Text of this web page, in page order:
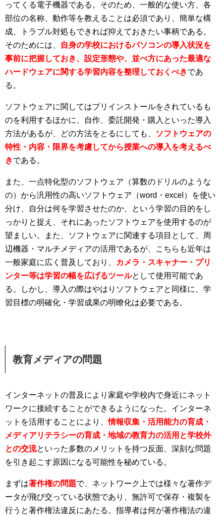
ってくる電子機器である。そのため、一般的な使い方、各
部位の名称、動作等を教えることは必須であり、簡単な構
成、トラブル対処もできれば抑えておきたい事柄である。
そのためには、
自身の学校におけるパソコンの導入状況を
事前に把握しておき、設定形態や、並べ方にあった最適な
ハードウェアに関する学習内容を整理しておくべきであ
る。
ソフトウェアに関してはプリインストールをされているも
のを利用するほかに、自作、委託開発・購入といった導入
方法があるが、どの方法をとるにしても、
ソフトウェアの
特性・内容・限界を考慮してから授業への導入を考えるべ
きである。
また、一点特化型のソフトウェア（算数のドリルのような
の）から汎用性の高いソフトウェア（word・excel）を使い
分け、自分は何を学習させたのか、という学習の目的をし
っかりと捉え、それにあったソフトウェアを使用するのが
望ましい。また、ソフトウェアに関連する項目として、周
辺機器・マルチメディアの活用であるが、こちらも近年は
一般家庭に広く普及しており、
カメラ・スキャナー・プリ
ンター等は学習の幅を広げるツールとして使用可能であ
る。しかし、導入の際はやはりソフトウェアと同様に、学
習目標の明確化・学習成果の明瞭化は必要である。
教育メディアの問題
インターネットの普及により家庭や学校内で身近にネット
ワークに接続することができるようになった。インターネ
ットを活用することにより、情報収集・活用能力の育成・
メディアリテラシーの育成・地域の教育力の活用と学校外
との交流といった多数のメリットを持つ反面、深刻な問題
を引き起こす原因になる可能性を秘めている。
まずは著作権の問題で、ネットワーク上では様々な著作デ
ータが飛び交っている状態であり、無許可で保存・複製を
行うと著作権法違反にあたる。指導者は何が著作権法の違